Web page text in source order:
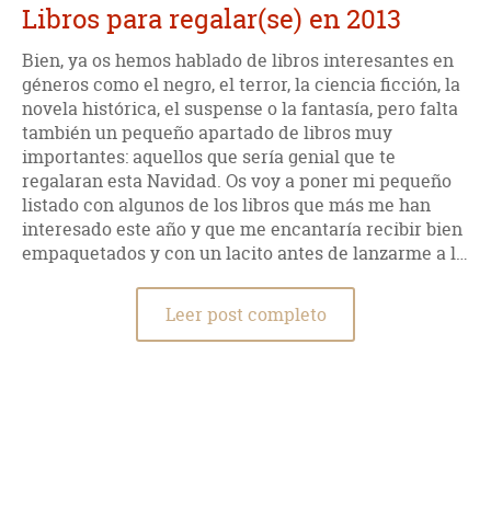
Libros para regalar(se) en 2013
Bien, ya os hemos hablado de libros interesantes en
géneros como el negro, el terror, la ciencia ficción, la
novela histórica, el suspense o la fantasía, pero falta
también un pequeño apartado de libros muy
importantes: aquellos que sería genial que te
regalaran esta Navidad. Os voy a poner mi pequeño
listado con algunos de los libros que más me han
interesado este año y que me encantaría recibir bien
empaquetados y con un lacito antes de lanzarme a l…
Leer post completo